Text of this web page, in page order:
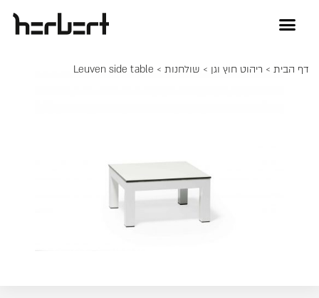
דף הבית > ריהוט חוץ וגן > שולחנות > Leuven side table